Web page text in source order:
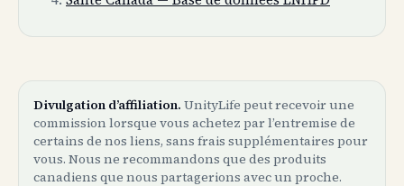
Divulgation d’affiliation. UnityLife peut recevoir une
commission lorsque vous achetez par l’entremise de
certains de nos liens, sans frais supplémentaires pour
vous. Nous ne recommandons que des produits
canadiens que nous partagerions avec un proche.